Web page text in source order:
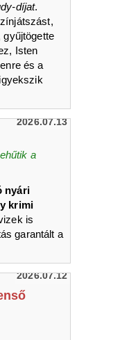
díjat.
gyűjtögette
Isten
és a
2026.07.13
a
nyári
krimi
is
garantált a
2026.07.12